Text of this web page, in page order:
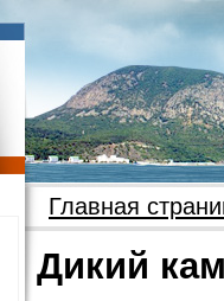
Главная
Дикий